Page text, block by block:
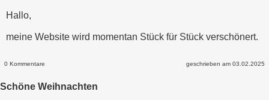
Hallo,
meine Website wird momentan Stück für Stück verschönert.
0 Kommentare geschrieben am 03.02.2025
Schöne Weihnachten